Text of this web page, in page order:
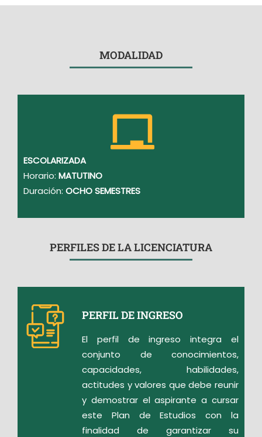
MODALIDAD
ESCOLARIZADA
Horario: MATUTINO
Duración: OCHO SEMESTRES
PERFILES DE LA LICENCIATURA
PERFIL DE INGRESO
El perfil de ingreso integra el
conjunto de conocimientos,
capacidades, habilidades,
actitudes y valores que debe reunir
y demostrar el aspirante a cursar
este Plan de Estudios con la
finalidad de garantizar su